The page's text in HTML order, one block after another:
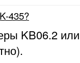
435?
KB06.2